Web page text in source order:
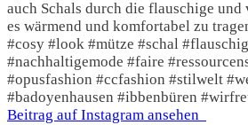
auch Schals durch die flauschige
es wärmend und komfortabel zu
#cosy #look #mütze #schal
#nachhaltigemode #faire
#opusfashion #ccfashion #stilwelt
#badoyenhausen #ibbenbüren
Beitrag auf Instagram ansehen